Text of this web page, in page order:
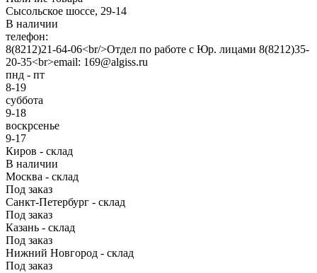
Сысольское шоссе, 29-14
В наличии
телефон:
8(8212)21-64-06<br/>Отдел по работе с Юр. лицами 8(8212)35-
20-35<br>email: 169@algiss.ru
пнд - пт
8-19
суббота
9-18
воскрсенье
9-17
Киров - склад
В наличии
Москва - склад
Под заказ
Санкт-Петербург - склад
Под заказ
Казань - склад
Под заказ
Нижний Новгород - склад
Под заказ